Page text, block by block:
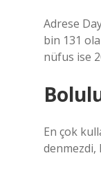
Adrese
bin 131
nüfus ise
En çok
denmezdi,